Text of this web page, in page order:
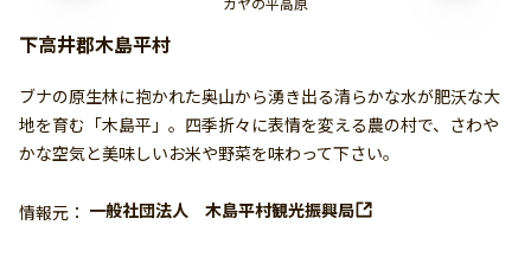
下高井郡木島平村
ブナの原生林に抱かれた奥山から湧き出る清らかな水が肥沃な大
地を育む「木島平」。四季折々に表情を変える農の村で、さわや
かな空気と美味しいお米や野菜を味わって下さい。
情報元： 一般社団法人 木島平村観光振興局